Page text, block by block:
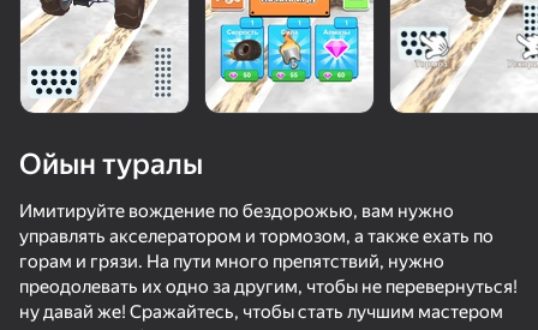
Ойын туралы
Имитируйте вождение по бездорожью, вам нужно
управлять акселератором и тормозом, а также ехать по
горам и грязи. На пути много препятствий, нужно
преодолевать их одно за другим, чтобы не перевернуться!
ну давай же! Сражайтесь, чтобы стать лучшим мастером